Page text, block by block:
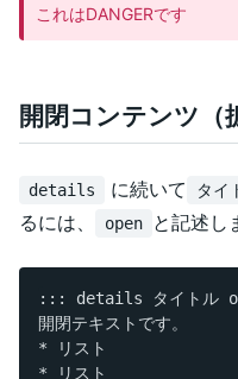
これはDANGERです
開閉コンテンツ（
details に続いて タイ
るには、
open と記述し
::: details タイトル
開閉テキストです。
* リスト
* リスト